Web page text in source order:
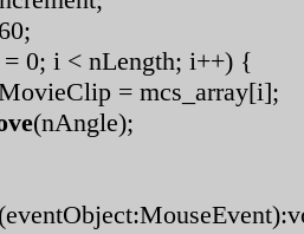
0; i < nLength; i++) {
= mcs_array[i];
(nAngle);